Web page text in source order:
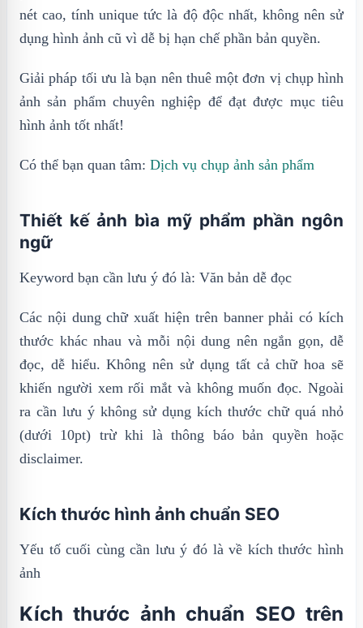
nét cao, tính unique tức là độ độc nhất, không nên sử
dụng hình ảnh cũ vì dễ bị hạn chế phần bản quyền.
Giải pháp tối ưu là bạn nên thuê một đơn vị chụp hình
ảnh sản phẩm chuyên nghiệp để đạt được mục tiêu
hình ảnh tốt nhất!
Có thể bạn quan tâm: Dịch vụ chụp ảnh sản phẩm
Thiết kế ảnh bìa mỹ phẩm phần ngôn
ngữ
Keyword bạn cần lưu ý đó là: Văn bản dễ đọc
Các nội dung chữ xuất hiện trên banner phải có kích
thước khác nhau và mỗi nội dung nên ngắn gọn, dễ
đọc, dễ hiểu. Không nên sử dụng tất cả chữ hoa sẽ
khiến người xem rối mắt và không muốn đọc. Ngoài
ra cần lưu ý không sử dụng kích thước chữ quá nhỏ
(dưới 10pt) trừ khi là thông báo bản quyền hoặc
disclaimer.
Kích thước hình ảnh chuẩn SEO
Yếu tố cuối cùng cần lưu ý đó là về kích thước hình
ảnh
Kích thước ảnh chuẩn SEO trên